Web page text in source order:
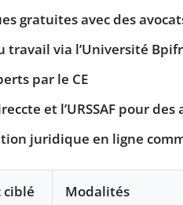
gratuites avec des
travail via l’Université
par le CE
et l’URSSAF pour
juridique en ligne
ciblé Modalités